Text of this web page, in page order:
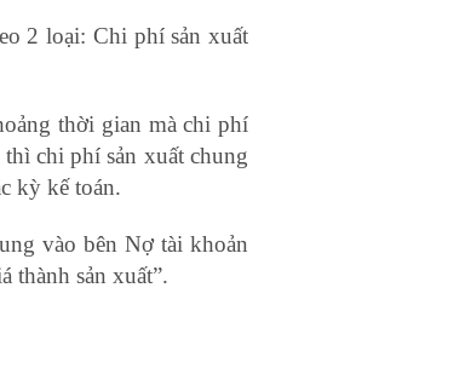
2 loại: Chi phí sản xuất
thời gian mà chi phí
chi phí sản xuất chung
kỳ kế toán.
vào bên Nợ tài khoản
thành sản xuất”.